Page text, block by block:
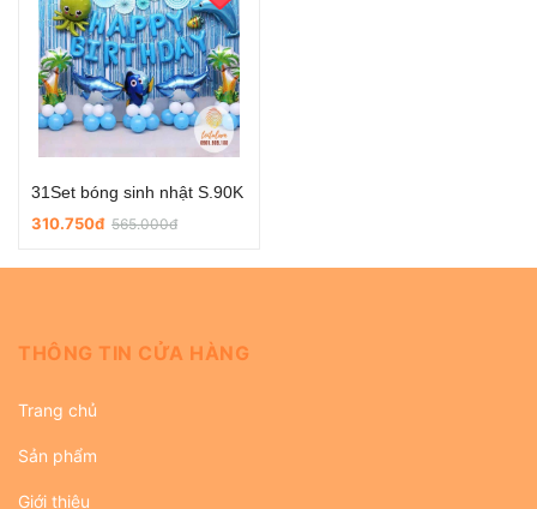
31Set bóng sinh nhật S.90K
310.750đ 565.000đ
THÔNG TIN CỬA HÀNG
Trang chủ
Sản phẩm
Giới thiệu